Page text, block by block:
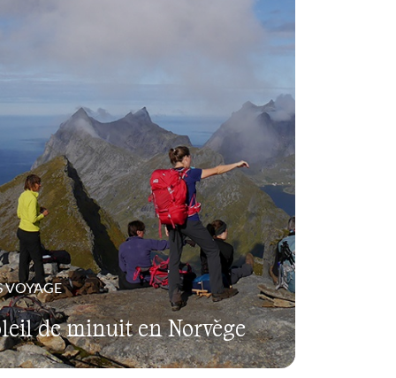
VOYAGE
de minuit en Norvège